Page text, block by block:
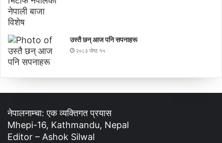
उस्तै छन् आज पनि सपनाहरू
२०८३ जेष्ठ १५
नेपालनाम्चा: एक व्यक्तिगत प्रयास
Mhepi-16, Kathmandu, Nepal
Editor – Ashok Silwal